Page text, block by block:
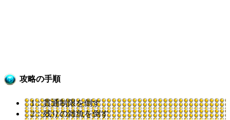
攻略の手順
1：貫通制限を倒す
2：残りの雑魚を倒す